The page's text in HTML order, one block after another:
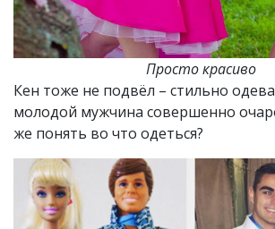
Просто красиво
Кен тоже не подвёл – стильно
молодой мужчина совершенно
же понять во что одеться?